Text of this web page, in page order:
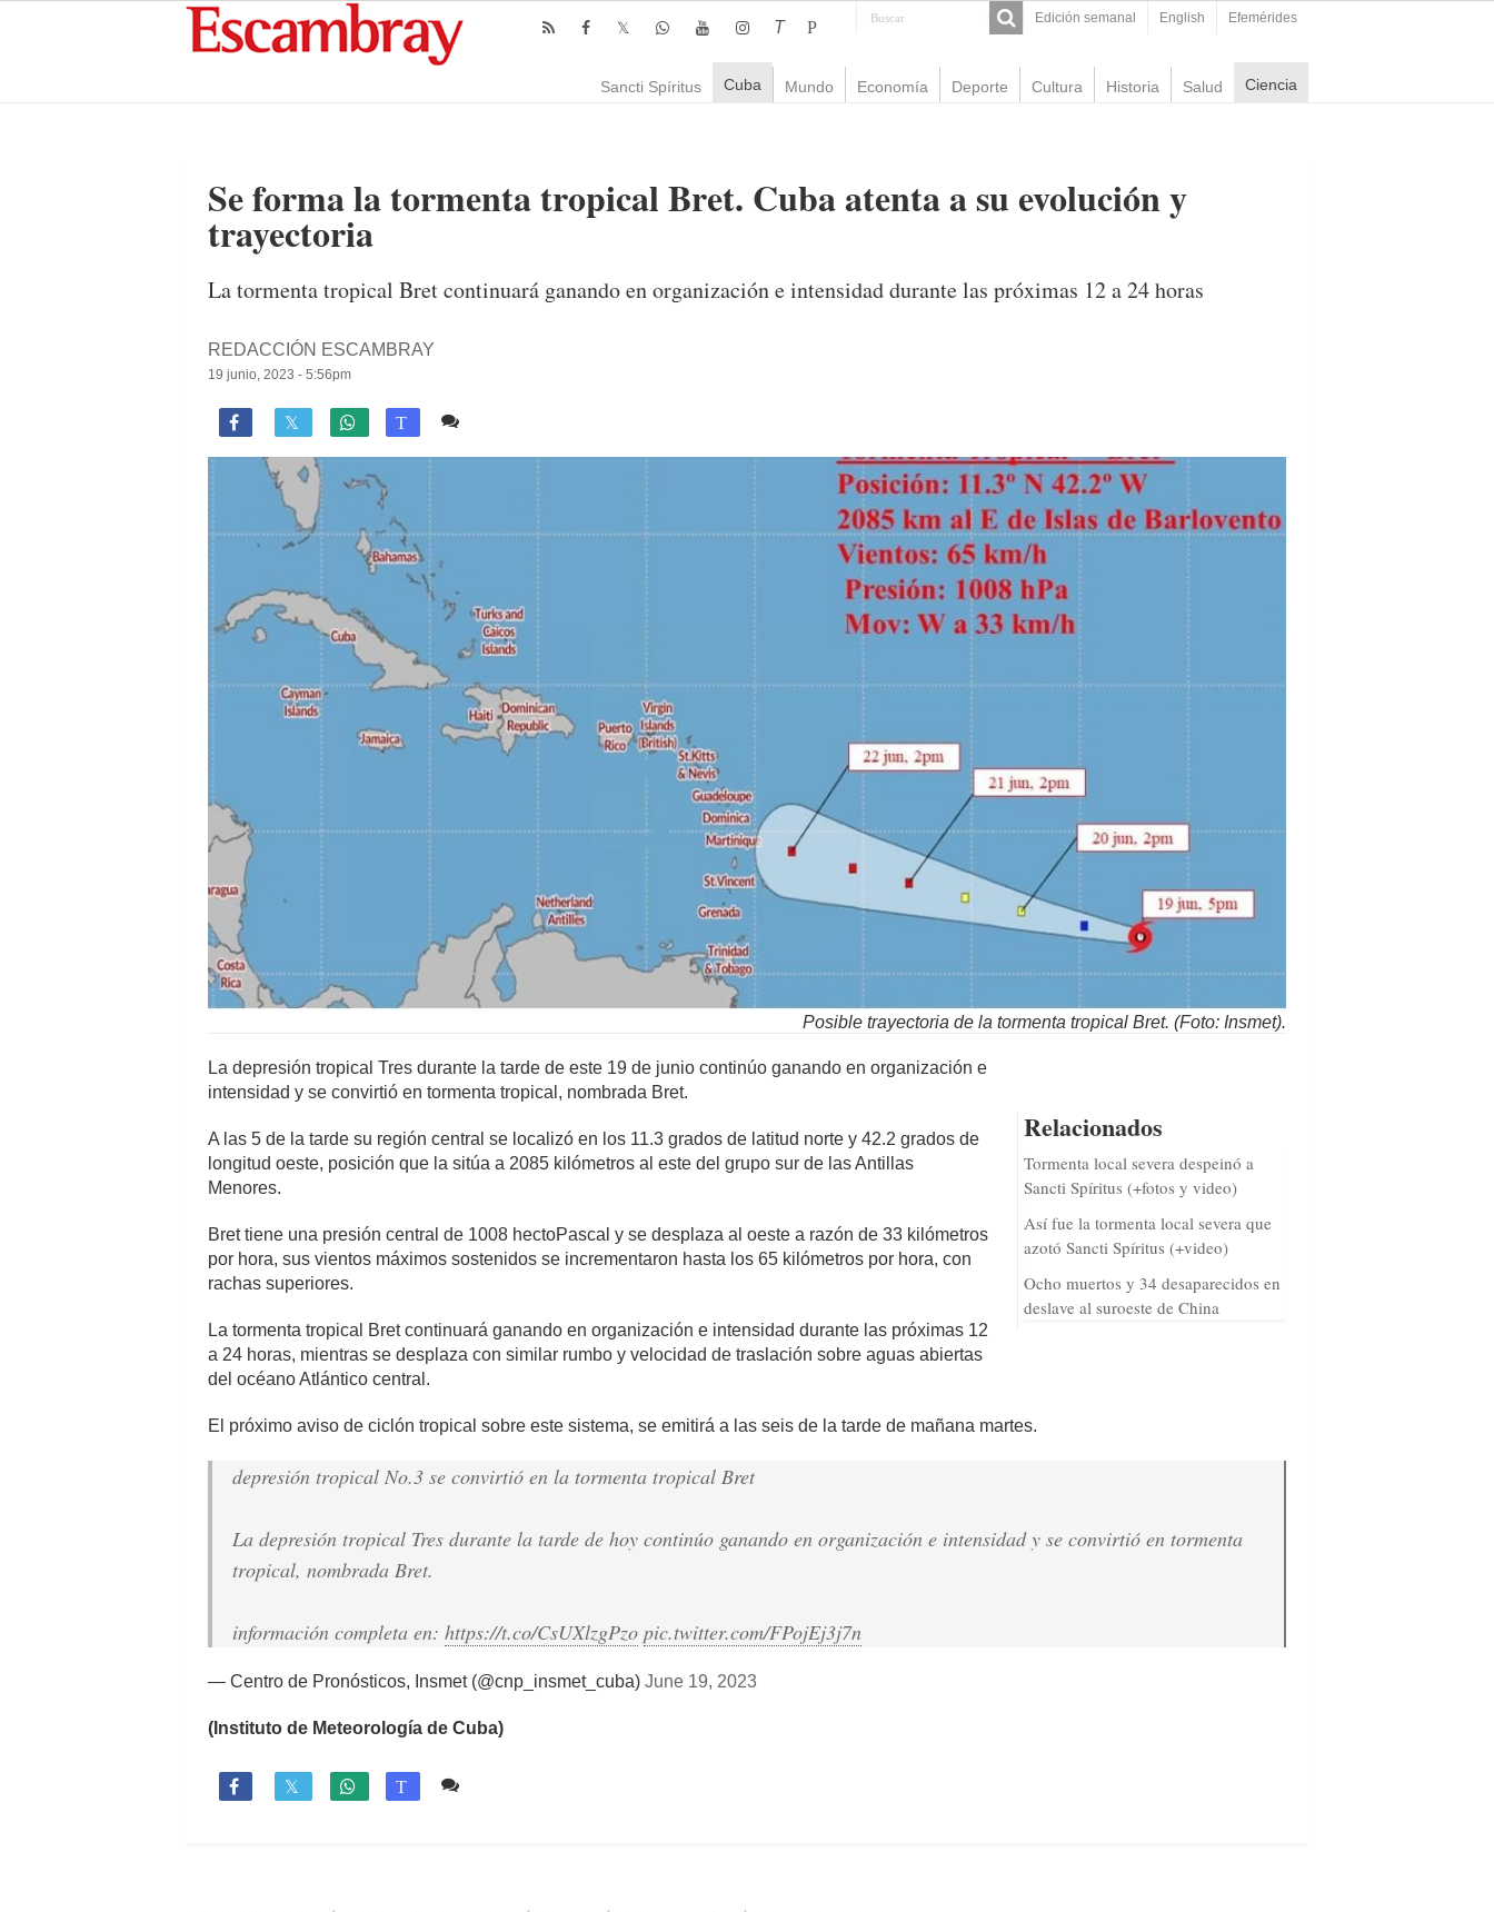
Edición semanal English Efemérides
T P
Sancti Spíritus Cuba Mundo Economía Deporte Cultura Historia Salud Ciencia
Se forma la tormenta tropical Bret. Cuba atenta a su evolución y
trayectoria
La tormenta tropical Bret continuará ganando en organización e intensidad durante las próximas 12 a 24 horas
REDACCIÓN ESCAMBRAY
19 junio, 2023 - 5:56pm
 T
Posible trayectoria de la tormenta tropical Bret. (Foto: Insmet).
Relacionados
Tormenta local severa despeinó a
Sancti Spíritus (+fotos y video)
Así fue la tormenta local severa que
azotó Sancti Spíritus (+video)
Ocho muertos y 34 desaparecidos en
deslave al suroeste de China
La depresión tropical Tres durante la tarde de este 19 de junio continúo ganando en organización e
intensidad y se convirtió en tormenta tropical, nombrada Bret.
A las 5 de la tarde su región central se localizó en los 11.3 grados de latitud norte y 42.2 grados de
longitud oeste, posición que la sitúa a 2085 kilómetros al este del grupo sur de las Antillas
Menores.
Bret tiene una presión central de 1008 hectoPascal y se desplaza al oeste a razón de 33 kilómetros
por hora, sus vientos máximos sostenidos se incrementaron hasta los 65 kilómetros por hora, con
rachas superiores.
La tormenta tropical Bret continuará ganando en organización e intensidad durante las próximas 12
a 24 horas, mientras se desplaza con similar rumbo y velocidad de traslación sobre aguas abiertas
del océano Atlántico central.
El próximo aviso de ciclón tropical sobre este sistema, se emitirá a las seis de la tarde de mañana martes.
depresión tropical No.3 se convirtió en la tormenta tropical Bret
La depresión tropical Tres durante la tarde de hoy continúo ganando en organización e intensidad y se convirtió en tormenta
tropical, nombrada Bret.
información completa en: https://t.co/CsUXlzgPzo pic.twitter.com/FPojEj3j7n
— Centro de Pronósticos, Insmet (@cnp_insmet_cuba) June 19, 2023
(Instituto de Meteorología de Cuba)
 T